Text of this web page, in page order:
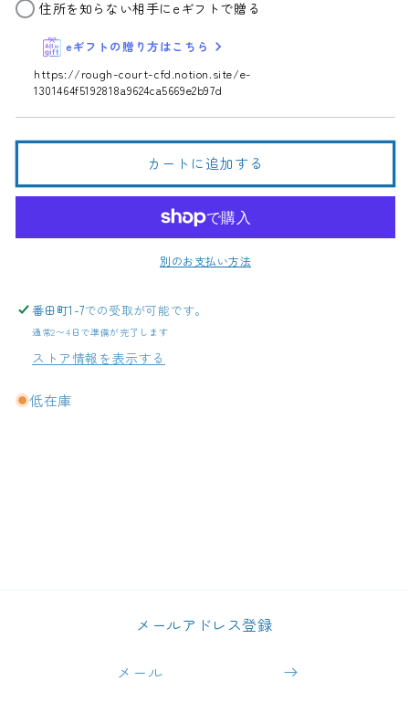
25
720ml
の
数
す
25
720ml
数
す
住所を知らない相手にeギフトで贈る
eギフトの贈り方はこちら
https://rough-court-cfd.notion.site/e-
1301464f5192818a9624ca5669e2b97d
カートに追加する
別のお支払い方法
番田町1-7での受取が可能です。
通常2〜4日で準備が完了します
ストア情報を表示する
低在庫
メールアドレス登録
メール